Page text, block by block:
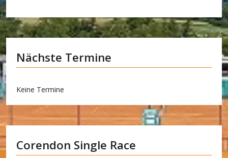
Nächste Termine
Keine Termine
Corendon Single Race